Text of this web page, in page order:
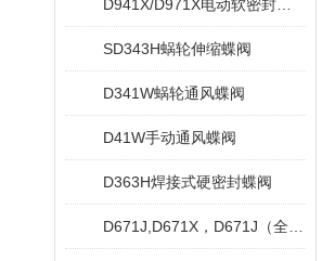
SD343H蜗轮伸缩蝶阀
D341W蜗轮通风蝶阀
D41W手动通风蝶阀
D363H焊接式硬密封蝶阀